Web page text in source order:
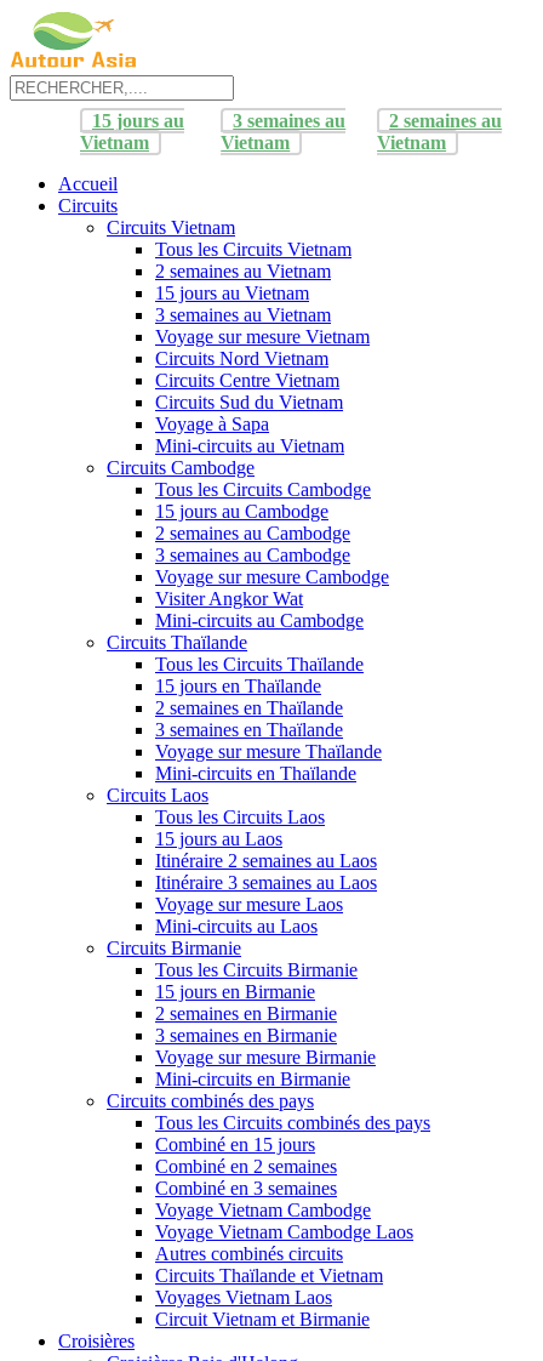
15 jours au
Vietnam
3 semaines au
Vietnam
2 semaines au
Vietnam
Accueil
Circuits
Circuits Vietnam
Tous les Circuits Vietnam
2 semaines au Vietnam
15 jours au Vietnam
3 semaines au Vietnam
Voyage sur mesure Vietnam
Circuits Nord Vietnam
Circuits Centre Vietnam
Circuits Sud du Vietnam
Voyage à Sapa
Mini-circuits au Vietnam
Circuits Cambodge
Tous les Circuits Cambodge
15 jours au Cambodge
2 semaines au Cambodge
3 semaines au Cambodge
Voyage sur mesure Cambodge
Visiter Angkor Wat
Mini-circuits au Cambodge
Circuits Thaïlande
Tous les Circuits Thaïlande
15 jours en Thaïlande
2 semaines en Thaïlande
3 semaines en Thaïlande
Voyage sur mesure Thaïlande
Mini-circuits en Thaïlande
Circuits Laos
Tous les Circuits Laos
15 jours au Laos
Itinéraire 2 semaines au Laos
Itinéraire 3 semaines au Laos
Voyage sur mesure Laos
Mini-circuits au Laos
Circuits Birmanie
Tous les Circuits Birmanie
15 jours en Birmanie
2 semaines en Birmanie
3 semaines en Birmanie
Voyage sur mesure Birmanie
Mini-circuits en Birmanie
Circuits combinés des pays
Tous les Circuits combinés des pays
Combiné en 15 jours
Combiné en 2 semaines
Combiné en 3 semaines
Voyage Vietnam Cambodge
Voyage Vietnam Cambodge Laos
Autres combinés circuits
Circuits Thaïlande et Vietnam
Voyages Vietnam Laos
Circuit Vietnam et Birmanie
Croisières